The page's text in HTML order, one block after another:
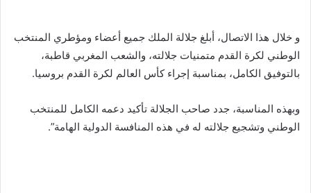
و خلال هذا الاتصال، أبلغ جلالة الملك جميع أعضاء ومؤطري المنتخب
الوطني لكرة القدم متمنيات جلالته، والشعب المغربي قاطبة،
بالتوفيق الكامل، بمناسبة إجراء كأس العالم لكرة القدم بروسيا.
وبهذه المناسبة، جدد صاحب الجلالة تأكيد دعمه الكامل للمنتخب
الوطني وتشجيع جلالته له في هذه المنافسة الدولية الهامة”.